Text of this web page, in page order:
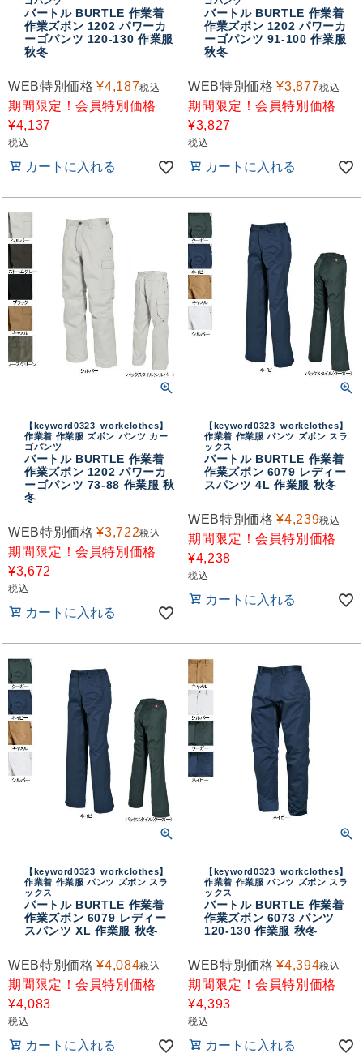
バートル BURTLE 作業着
作業ズボン 1202 パワーカ
ーゴパンツ 120-130 作業服
秋冬
WEB特別価格 ¥4,187税込
期間限定！会員特別価格
¥4,137
税込
カートに入れる
バートル BURTLE 作業着
作業ズボン 1202 パワーカ
ーゴパンツ 91-100 作業服
秋冬
WEB特別価格 ¥3,877税込
期間限定！会員特別価格
¥3,827
税込
カートに入れる
【keyword0323_workclothes】
作業着 作業服 ズボン パンツ カー
ゴパンツ
バートル BURTLE 作業着
作業ズボン 1202 パワーカ
ーゴパンツ 73-88 作業服 秋
冬
WEB特別価格 ¥3,722税込
期間限定！会員特別価格
¥3,672
税込
カートに入れる
【keyword0323_workclothes】
作業着 作業服 パンツ ズボン スラ
ックス
バートル BURTLE 作業着
作業ズボン 6079 レディー
スパンツ 4L 作業服 秋冬
WEB特別価格 ¥4,239税込
期間限定！会員特別価格
¥4,238
税込
カートに入れる
【keyword0323_workclothes】
作業着 作業服 パンツ ズボン スラ
ックス
バートル BURTLE 作業着
作業ズボン 6079 レディー
スパンツ XL 作業服 秋冬
WEB特別価格 ¥4,084税込
期間限定！会員特別価格
¥4,083
税込
カートに入れる
【keyword0323_workclothes】
作業着 作業服 パンツ ズボン スラ
ックス
バートル BURTLE 作業着
作業ズボン 6073 パンツ
120-130 作業服 秋冬
WEB特別価格 ¥4,394税込
期間限定！会員特別価格
¥4,393
税込
カートに入れる